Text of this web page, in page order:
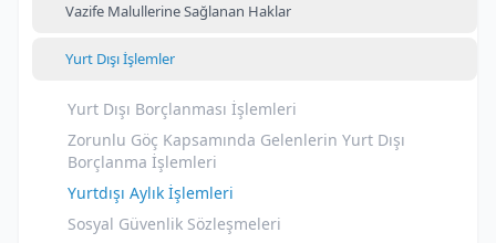
Vazife Malullerine Sağlanan Haklar
Yurt Dışı İşlemler
Yurt Dışı Borçlanması İşlemleri
Zorunlu Göç Kapsamında Gelenlerin Yurt Dışı
Borçlanma İşlemleri
Yurtdışı Aylık İşlemleri
Sosyal Güvenlik Sözleşmeleri